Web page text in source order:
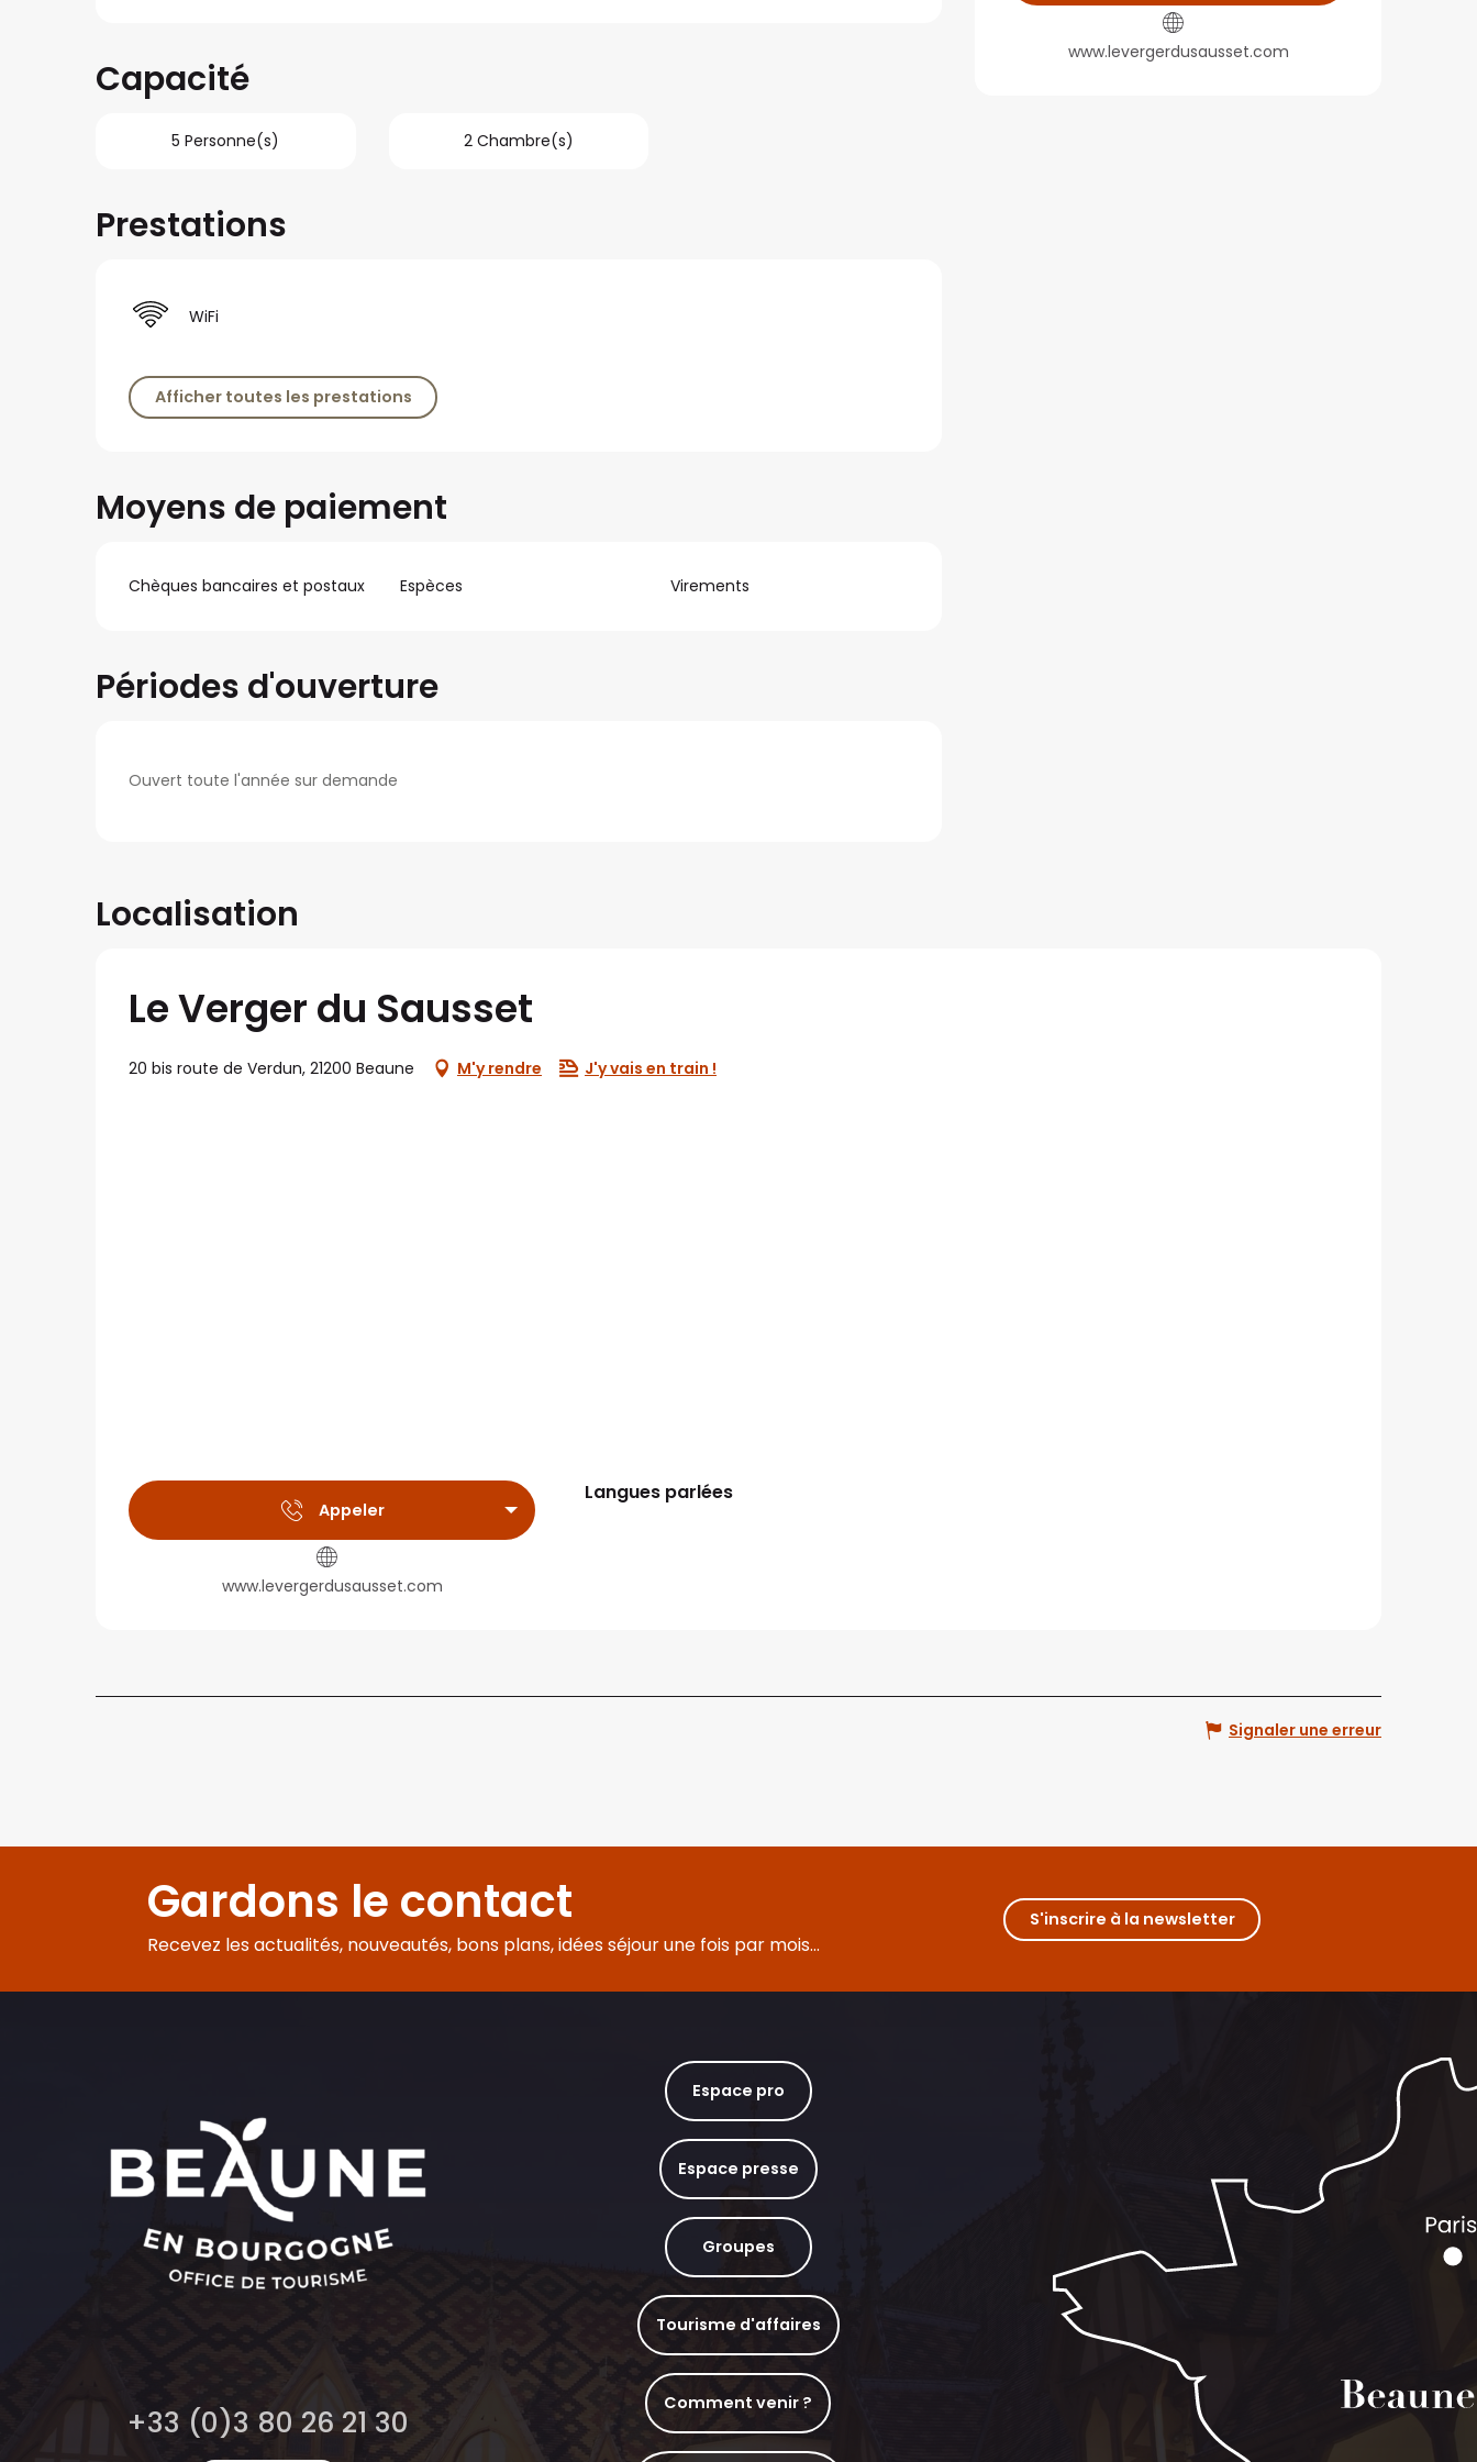
www.levergerdusausset.com
Capacité
5 Personne(s) 2 Chambre(s)
Prestations
WiFi
Afficher toutes les prestations
Moyens de paiement
Chèques bancaires et postaux Espèces Virements
Périodes d'ouverture
Ouvert toute l'année sur demande
Localisation
Le Verger du Sausset
20 bis route de Verdun, 21200 Beaune M'y rendre J'y vais en train !
Appeler
www.levergerdusausset.com
Langues parlées
Langues parlées
Signaler une erreur
Gardons le contact
Recevez les actualités, nouveautés, bons plans, idées séjour une fois par mois...
S'inscrire à la newsletter
+33 (0)3 80 26 21 30
Espace pro
Espace presse
Groupes
Tourisme d'affaires
Comment venir ?